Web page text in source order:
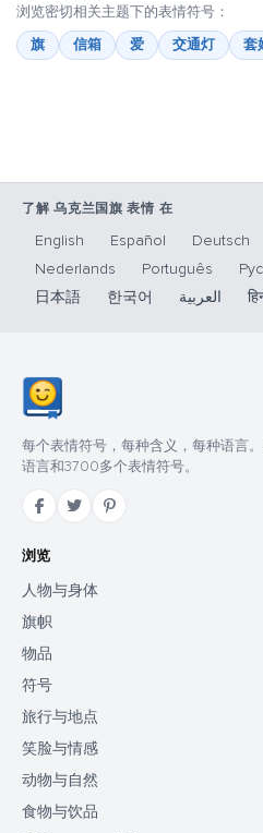
浏览密切相关主题下的表情符号：
旗
信箱 爱 交通灯 套
了解 乌克兰国旗 表情 在
English Español Deutsch
Nederlands
Português
日本語
한국어 العربية
每个表情符号，每种含义，每种语言
语言和3700多个表情符号。
浏览
人物与身体
旗帜
物品
符号
旅行与地点
笑脸与情感
动物与自然
食物与饮品